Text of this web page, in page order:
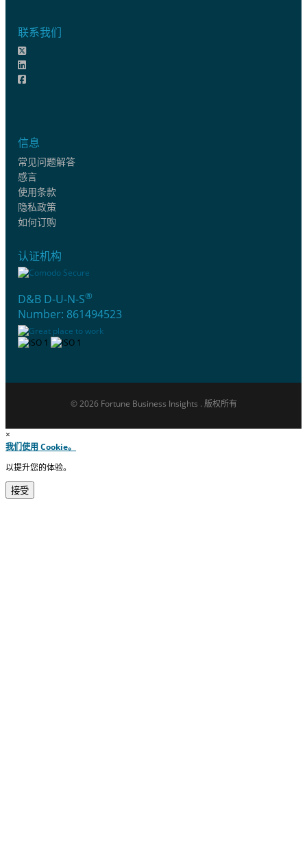
联系我们
信息
常见问题解答
感言
使用条款
隐私政策
如何订购
认证机构
D&B D-U-N-S®
Number: 861494523
© 2026 Fortune Business Insights . 版权所有
×
我们使用 Cookie。
以提升您的体验。
接受